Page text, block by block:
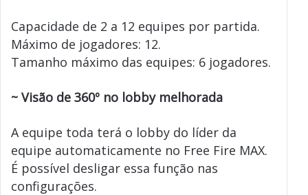
Capacidade de 2 a 12 equipes por partida.
Máximo de jogadores: 12.
Tamanho máximo das equipes: 6 jogadores.
~ Visão de 360º no lobby melhorada
A equipe toda terá o lobby do líder da
equipe automaticamente no Free Fire MAX.
É possível desligar essa função nas
configurações.